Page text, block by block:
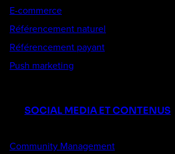
E-commerce
Référencement naturel
Référencement payant
Push marketing
SOCIAL MEDIA ET CONTENUS
Community Management